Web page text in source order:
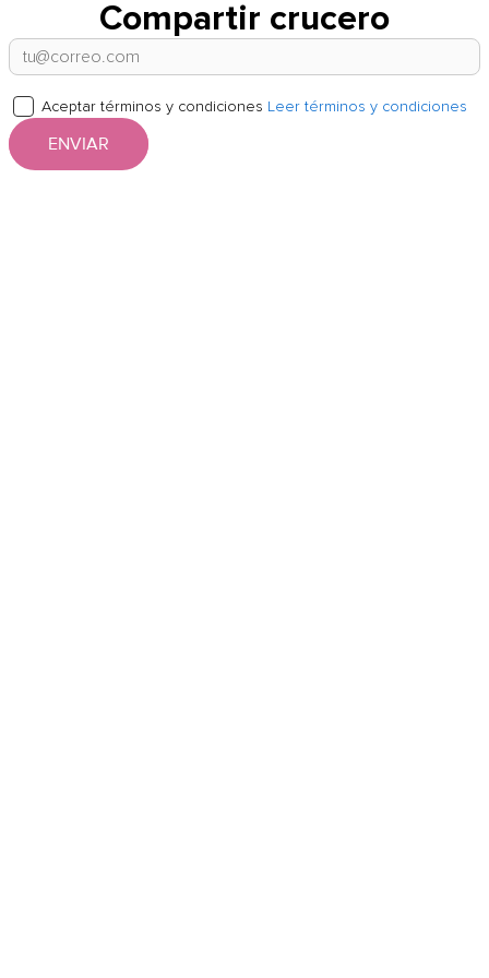
Compartir crucero
Aceptar términos y condiciones Leer términos y condiciones
ENVIAR